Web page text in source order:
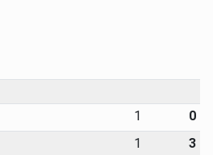
1
0
1 3